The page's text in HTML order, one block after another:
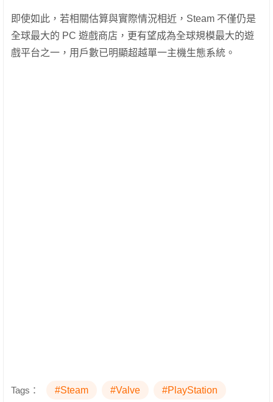
即使如此，若相關估算與實際情況相近，Steam 不僅仍是
全球最大的 PC 遊戲商店，更有望成為全球規模最大的遊
戲平台之一，用戶數已明顯超越單一主機生態系統。
Tags： #Steam #Valve #PlayStation